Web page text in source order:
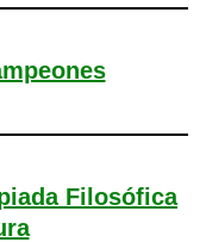
Filosófica